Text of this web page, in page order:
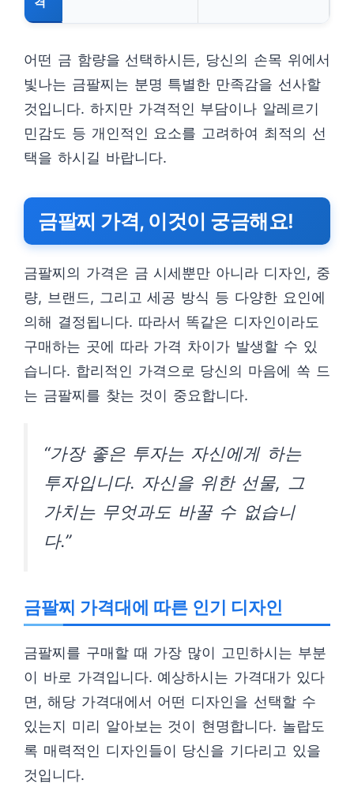
어떤 금 함량을 선택하시든, 당신의 손목 위에서
빛나는 금팔찌는 분명 특별한 만족감을 선사할
것입니다. 하지만 가격적인 부담이나 알레르기
민감도 등 개인적인 요소를 고려하여 최적의 선
택을 하시길 바랍니다.
금팔찌 가격, 이것이 궁금해요!
금팔찌의 가격은 금 시세뿐만 아니라 디자인, 중
량, 브랜드, 그리고 세공 방식 등 다양한 요인에
의해 결정됩니다. 따라서 똑같은 디자인이라도
구매하는 곳에 따라 가격 차이가 발생할 수 있
습니다. 합리적인 가격으로 당신의 마음에 쏙 드
는 금팔찌를 찾는 것이 중요합니다.
“가장 좋은 투자는 자신에게 하는
투자입니다. 자신을 위한 선물, 그
가치는 무엇과도 바꿀 수 없습니
다.”
금팔찌 가격대에 따른 인기 디자인
금팔찌를 구매할 때 가장 많이 고민하시는 부분
이 바로 가격입니다. 예상하시는 가격대가 있다
면, 해당 가격대에서 어떤 디자인을 선택할 수
있는지 미리 알아보는 것이 현명합니다. 놀랍도
록 매력적인 디자인들이 당신을 기다리고 있을
것입니다.